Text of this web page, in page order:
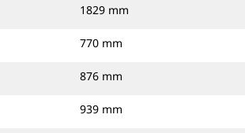
1829 mm
770 mm
876 mm
939 mm